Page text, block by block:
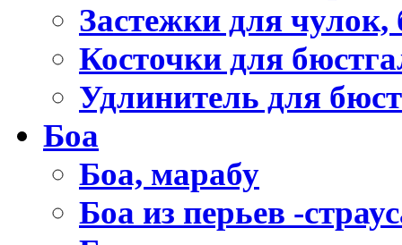
Застежки для чулок,
Косточки для
Удлинитель для
Боа
Боа, марабу
Боа из перьев -